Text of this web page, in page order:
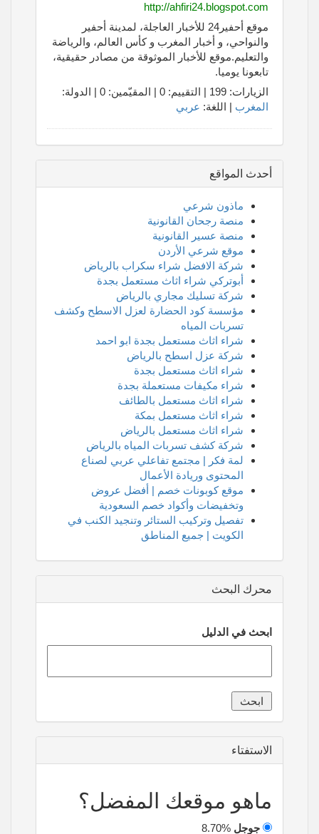
http://ahfiri24.blogspot.com
موقع أحفير24 للأخبار العاجلة، لمدينة أحفير
والنواحي، و أخبار المغرب و كأس العالم، والرياضة
والتعليم.موقع للأخبار الموثوقة من مصادر حقيقية،
تابعونا يوميا.
الزيارات: 199 | التقييم: 0 | المقيّمين: 0 | الدولة:
المغرب | اللغة: عربي
أحدث المواقع
ماذون شرعي
منصة رجحان القانونية
منصة عسير القانونية
موقع شرعي الأردن
شركة الافضل شراء سكراب بالرياض
أبوتركي شراء اثاث مستعمل بجدة
شركة تسليك مجاري بالرياض
مؤسسة كود الحضارة لعزل الاسطح وكشف
تسربات المياه
شراء اثاث مستعمل بجدة ابو احمد
شركة عزل اسطح بالرياض
شراء اثاث مستعمل بجدة
شراء مكيفات مستعملة بجدة
شراء اثاث مستعمل بالطائف
شراء اثاث مستعمل بمكة
شراء اثاث مستعمل بالرياض
شركة كشف تسربات المياه بالرياض
لمة فكر | مجتمع تفاعلي عربي لصناع
المحتوى وريادة الأعمال
موقع كوبونات خصم | أفضل عروض
وتخفيضات وأكواد خصم السعودية
تفصيل وتركيب الستائر وتنجيد الكنب في
الكويت | جميع المناطق
محرك البحث
ابحث في الدليل
الاستفتاء
ماهو موقعك المفضل؟
جوجل